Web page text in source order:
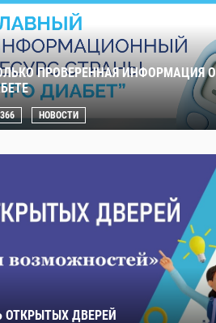
ПРОВЕРЕННАЯ ИНФОРМАЦИЯ О
366 НОВОСТИ
ОТКРЫТЫХ ДВЕРЕЙ